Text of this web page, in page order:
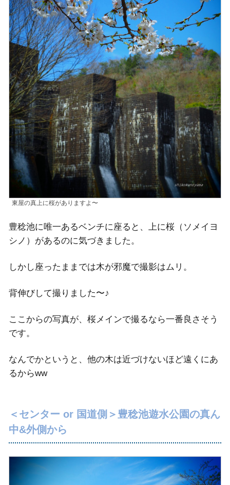
東屋の真上に桜がありますよ〜
豊稔池に唯一あるベンチに座ると、上に桜（ソメイヨ
シノ）があるのに気づきました。
しかし座ったままでは木が邪魔で撮影はムリ。
背伸びして撮りました〜♪
ここからの写真が、桜メインで撮るなら一番良さそう
です。
なんでかというと、他の木は近づけないほど遠くにあ
るからww
＜センター or 国道側＞豊稔池遊水公園の真ん
中&外側から